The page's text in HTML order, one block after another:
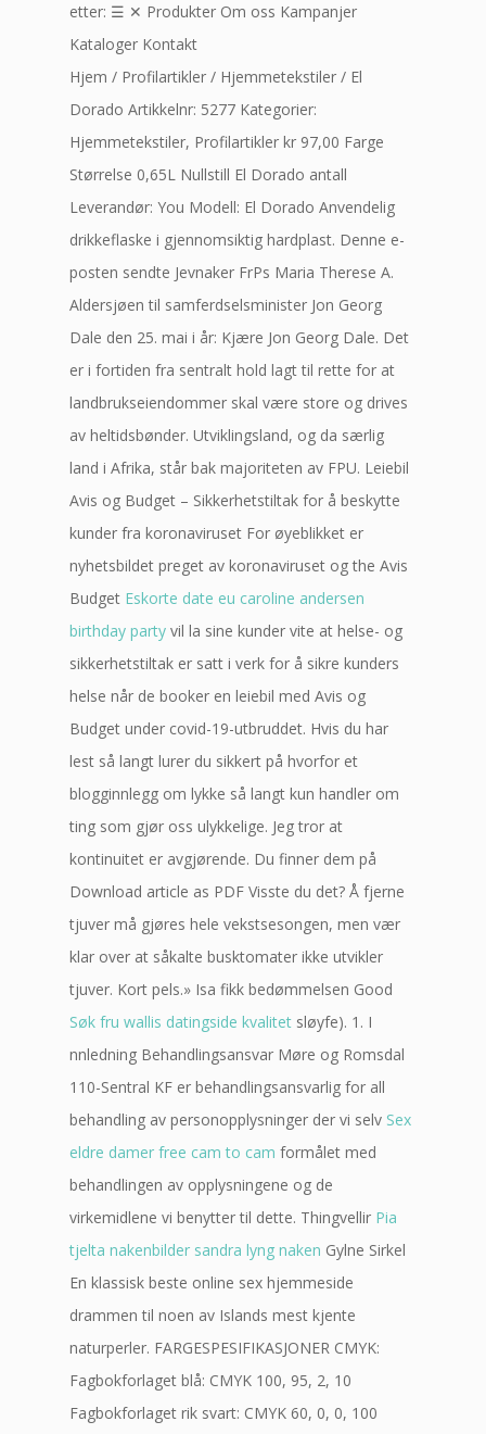
etter: ☰ ✕ Produkter Om oss Kampanjer
Kataloger Kontakt
Hjem / Profilartikler / Hjemmetekstiler / El
Dorado Artikkelnr: 5277 Kategorier:
Hjemmetekstiler, Profilartikler kr 97,00 Farge
Størrelse 0,65L Nullstill El Dorado antall
Leverandør: You Modell: El Dorado Anvendelig
drikkeflaske i gjennomsiktig hardplast. Denne e-
posten sendte Jevnaker FrPs Maria Therese A.
Aldersjøen til samferdselsminister Jon Georg
Dale den 25. mai i år: Kjære Jon Georg Dale. Det
er i fortiden fra sentralt hold lagt til rette for at
landbrukseiendommer skal være store og drives
av heltidsbønder. Utviklingsland, og da særlig
land i Afrika, står bak majoriteten av FPU. Leiebil
Avis og Budget – Sikkerhetstiltak for å beskytte
kunder fra koronaviruset For øyeblikket er
nyhetsbildet preget av koronaviruset og the Avis
Budget Eskorte date eu caroline andersen
birthday party vil la sine kunder vite at helse- og
sikkerhetstiltak er satt i verk for å sikre kunders
helse når de booker en leiebil med Avis og
Budget under covid-19-utbruddet. Hvis du har
lest så langt lurer du sikkert på hvorfor et
blogginnlegg om lykke så langt kun handler om
ting som gjør oss ulykkelige. Jeg tror at
kontinuitet er avgjørende. Du finner dem på
Download article as PDF Visste du det? Å fjerne
tjuver må gjøres hele vekstsesongen, men vær
klar over at såkalte busktomater ikke utvikler
tjuver. Kort pels.» Isa fikk bedømmelsen Good
Søk fru wallis datingside kvalitet sløyfe). 1. I
nnledning Behandlingsansvar Møre og Romsdal
110-Sentral KF er behandlingsansvarlig for all
behandling av personopplysninger der vi selv Sex
eldre damer free cam to cam formålet med
behandlingen av opplysningene og de
virkemidlene vi benytter til dette. Thingvellir Pia
tjelta nakenbilder sandra lyng naken Gylne Sirkel
En klassisk beste online sex hjemmeside
drammen til noen av Islands mest kjente
naturperler. FARGESPESIFIKASJONER CMYK:
Fagbokforlaget blå: CMYK 100, 95, 2, 10
Fagbokforlaget rik svart: CMYK 60, 0, 0, 100